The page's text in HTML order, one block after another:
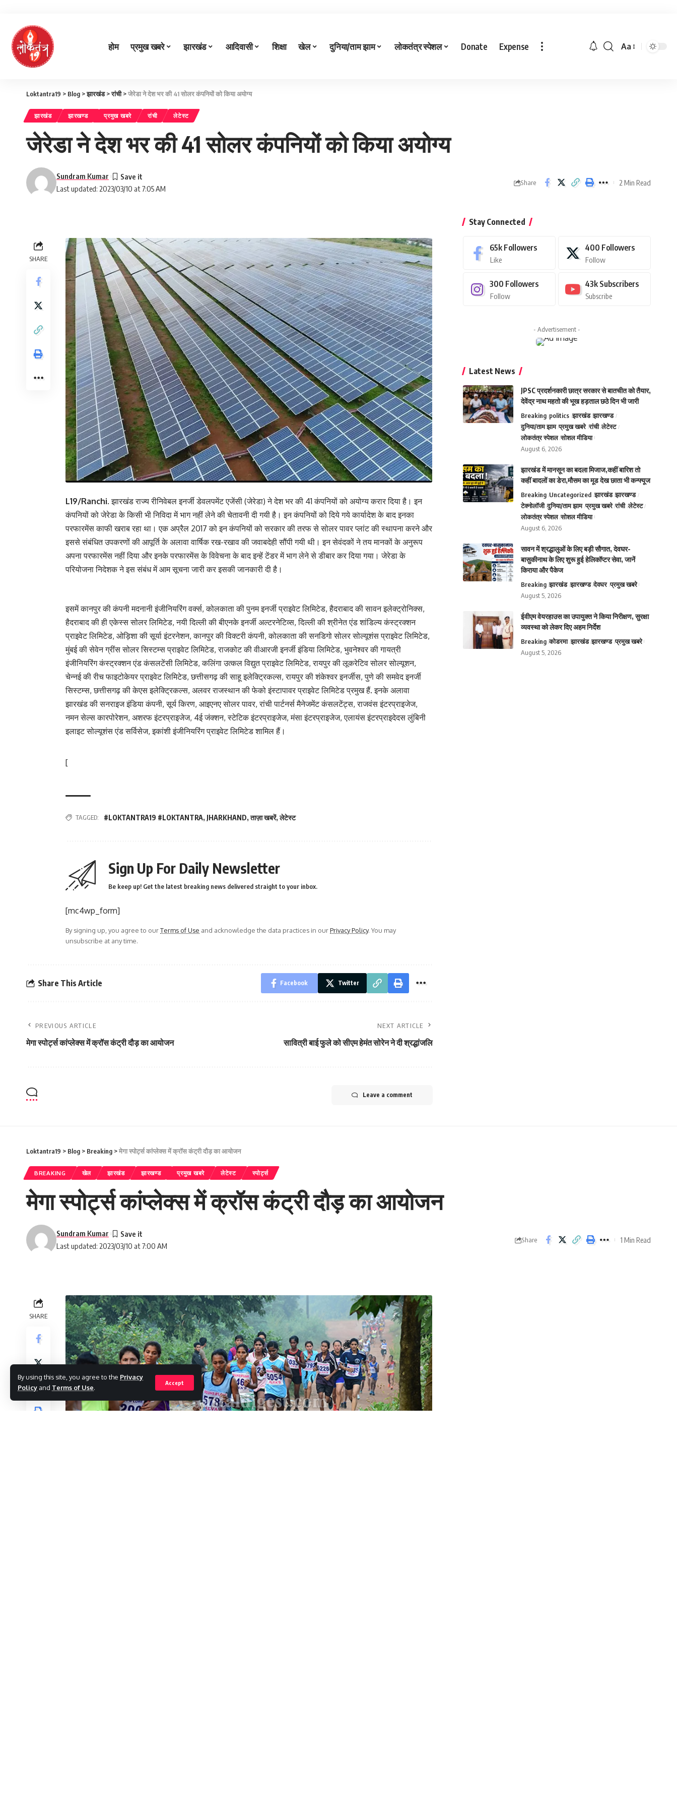
By using this site, you agree to the Privacy
Policy and Terms of Use.
Accept
होम प्रमुख खबरे झारखंड आदिवासी शिक्षा खेल दुनिया/ताम झाम लोकतंत्र स्पेशल Donate Expense Aa
Loktantra19 > Blog >झारखंड>रांची>जेरेडा ने देश भर की 41 सोलर कंपनियों को किया अयोग्य
झारखंड झारखण्ड प्रमुख खबरे रांची लेटेस्ट
जेरेडा ने देश भर की 41 सोलर कंपनियों को किया अयोग्य
Last updated: 2023/03/10 at 7:05 AM
Sundram Kumar
Share 2 Min Read
SHARE
L19/Ranchi.झारखंड राज्य रीनिवेबल इनर्जी डेवलपमेंट एजेंसी (जेरेडा) ने देश भर की 41 कंपनियों को अयोग्य करार दिया है। इन
कंपनियों को जेरेडा के किसी भी निविदा में भाग नहीं लेने की चेतावनी दी गयी है। इन कंपनियों को दिये गये कार्यादेश के बाद इनका
परफारमेंस काफी खराब रहा था। एक अप्रैल 2017 को इन कंपनियों को सरकार की तरफ से सोलर पावर प्लांट की स्थापना करने और
इससे संबंधित उपकरणों की आपूर्ति के अलावा वार्षिक रख-रखाव की जवाबदेही सौंपी गयी थी। इन सेवंदकों ने तय मानकों के अनुरूप
अपना परफारमेंस नहीं दिया और इनके परफारमेंस के विवेचना के बाद इन्हें टेंडर में भाग लेने से डीबार कर दिया गया। जेरेडा के
परियोजना निदेशक ने इस संबंध में आम सूचना जारी कर इसकी जानकारी दी है।
इसमें कानपुर की कंपनी मदनानी इंजीनियरिंग वर्क्स, कोलकाता की पुनम इनर्जी प्राइवेट लिमिटेड, हैदराबाद की सावन इलेक्ट्रोनिक्स,
हैदराबाद की ही एकेस्स सोलर लिमिटेड, नयी दिल्ली की बीएनके इनर्जी अल्टरनेटिव्स, दिल्ली की श्रीनेत एंड शांडिल्य कंस्ट्रक्शन
प्राइवेट लिमिटेड, ओड़िशा की सूर्या इंटरनेशन, कानपुर की विक्टरी कंपनी, कोलकाता की सनडिगो सोलर सोल्यूशंस प्राइवेट लिमिटेड,
मुंबई की सेवेन ग्रींस सोलर सिस्टम्स प्राइवेट लिमिटेड, राजकोट की वीआरजी इनर्जी इंडिया लिमिटेड, भुवनेश्वर की गायत्री
इंजीनियरिंग कंस्ट्रक्शन एंड कंसलटेंसी लिमिटेड, कलिंगा उत्कल विद्युत प्राइवेट लिमिटेड, रायपुर की लूकरेटिव सोलर सोल्यूशन,
चेन्नई की रीच फाइटोकेयर प्राइवेट लिमिटेड, छत्तीसगढ़ की साहू इलेक्ट्रिकल्स, रायपुर की शंकेश्वर इनर्जीस, पुणे की समवेद इनर्जी
सिस्टम्स, छत्तीसगढ़ की केएस इलेक्ट्रिकल्स, अलवर राजस्थान की फेको इंस्टापावर प्राइवेट लिमिटेड प्रमुख हैं. इनके अलावा
झारखंड की सनराइज इंडिया कंपनी, सूर्य किरण, आइएनए सोलर पावर, रांची पार्टनर्स मैनेजमेंट कंसलटेंट्स, राजवंस इंटरप्राइजेज,
नमन सेल्स कारपोरेशन, अशरफ इंटरप्राइजेज, 4ई जंक्शन, स्टेटिक इंटरप्राइजेज, मंसा इंटरप्राइजेज, एलायंस इंटरप्राइदेदस लुंबिनी
इलाइट सोल्यूशंस एंड सर्विसेज, इकांशी इंजीनियरिंग प्राइवेट लिमिटेड शामिल हैं।
[
TAGGED: #LOKTANTRA19 #LOKTANTRA, JHARKHAND,ताज़ा खबरें,लेटेस्ट
Sign Up For Daily Newsletter
Be keep up! Get the latest breaking news delivered straight to your inbox.
[mc4wp_form]
By signing up, you agree to ourTerms of Use and acknowledge the data practices in ourPrivacy Policy. You may
unsubscribe at any time.
Share This Article Facebook Twitter
PREVIOUS ARTICLE
मेगा स्पोर्ट्स कांप्लेक्स में क्रॉस कंट्री दौड़ का आयोजन
NEXT ARTICLE
सावित्री बाई फुले को सीएम हेमंत सोरेन ने दी श्रद्धांजलि
Leave a comment
Stay Connected
65k Followers
Like
400 Followers
Follow
300 Followers
Follow
43k Subscribers
Subscribe
- Advertisement -
Latest News
JPSC प्रदर्शनकारी छात्र सरकार से बातचीत को तैयार,
देवेंद्र नाथ महतो की भूख हड़ताल छठे दिन भी जारी
Breaking politics झारखंड झारखण्ड
दुनिया/ताम झाम प्रमुख खबरे रांची लेटेस्ट
लोकतंत्र स्पेशल सोशल मीडिया
August 6, 2026
झारखंड में मानसून का बदला मिजाज,कहीं बारिश तो
कहीं बादलों का डेरा,मौसम का मूड देख छाता भी कन्फ्यूज
Breaking Uncategorized झारखंड झारखण्ड
टेक्नोलॉजी दुनिया/ताम झाम प्रमुख खबरे रांची लेटेस्ट
लोकतंत्र स्पेशल सोशल मीडिया
August 6, 2026
सावन में श्रद्धालुओं के लिए बड़ी सौगात, देवघर-
बासुकीनाथ के लिए शुरू हुई हेलिकॉप्टर सेवा, जानें
किराया और पैकेज
Breaking झारखंड झारखण्ड देवघर प्रमुख खबरे
August 5, 2026
ईवीएम वेयरहाउस का उपायुक्त ने किया निरीक्षण, सुरक्षा
व्यवस्था को लेकर दिए अहम निर्देश
Breaking कोडरमा झारखंड झारखण्ड प्रमुख खबरे
August 5, 2026
Loktantra19 > Blog > Breaking >मेगा स्पोर्ट्स कांप्लेक्स में क्रॉस कंट्री दौड़ का आयोजन
BREAKING खेल झारखंड झारखण्ड प्रमुख खबरे लेटेस्ट स्पोर्ट्स
मेगा स्पोर्ट्स कांप्लेक्स में क्रॉस कंट्री दौड़ का आयोजन
Last updated: 2023/03/10 at 7:00 AM
Sundram Kumar
Share 1 Min Read
SHARE